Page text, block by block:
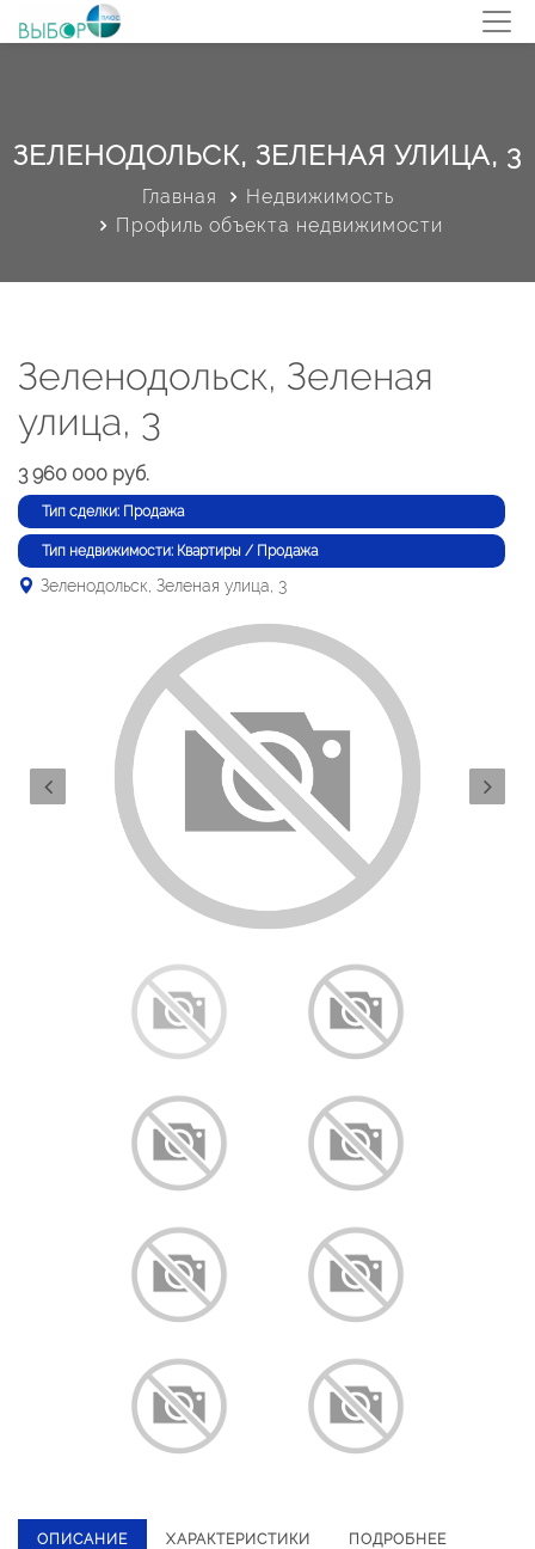
ЗЕЛЕНОДОЛЬСК, ЗЕЛЕНАЯ УЛИЦА, 3
Главная
Недвижимость
Профиль объекта недвижимости
Зеленодольск, Зеленая
улица, 3
3 960 000 руб.
Тип сделки: Продажа
Тип недвижимости: Квартиры / Продажа
Зеленодольск, Зеленая улица, 3
ОПИСАНИЕ ХАРАКТЕРИСТИКИ ПОДРОБНЕЕ